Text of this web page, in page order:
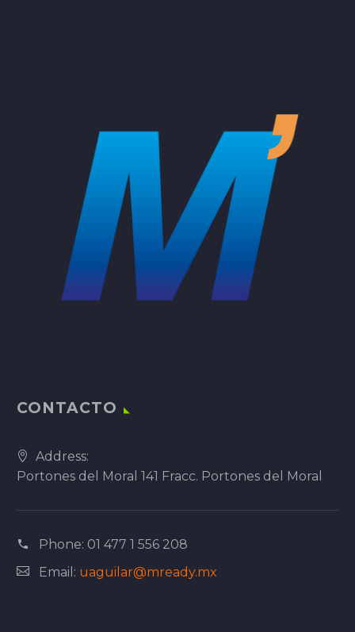
CONTACTO
Address:
Portones del Moral 141 Fracc. Portones del Moral
Phone: 01 477 1 556 208
Email: uaguilar@mready.mx